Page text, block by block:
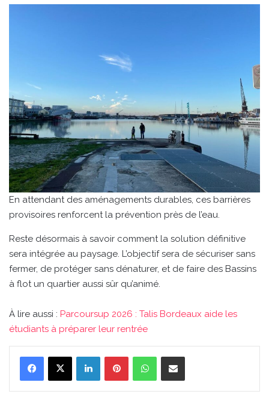
En attendant des aménagements durables, ces barrières
provisoires renforcent la prévention près de l’eau.
Reste désormais à savoir comment la solution définitive
sera intégrée au paysage. L’objectif sera de sécuriser sans
fermer, de protéger sans dénaturer, et de faire des Bassins
à flot un quartier aussi sûr qu’animé.
À lire aussi : Parcoursup 2026 : Talis Bordeaux aide les
étudiants à préparer leur rentrée
LinkedinPinterestWhatsAppPartager par email